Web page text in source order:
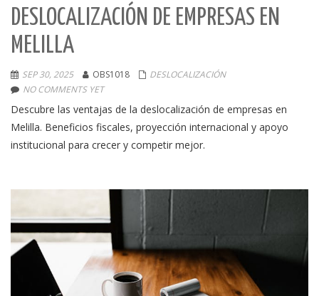
DESLOCALIZACIÓN DE EMPRESAS EN
MELILLA
SEP 30, 2025 OBS1018
DESLOCALIZACIÓN
NO COMMENTS YET
Descubre las ventajas de la deslocalización de empresas en
Melilla. Beneficios fiscales, proyección internacional y apoyo
institucional para crecer y competir mejor.